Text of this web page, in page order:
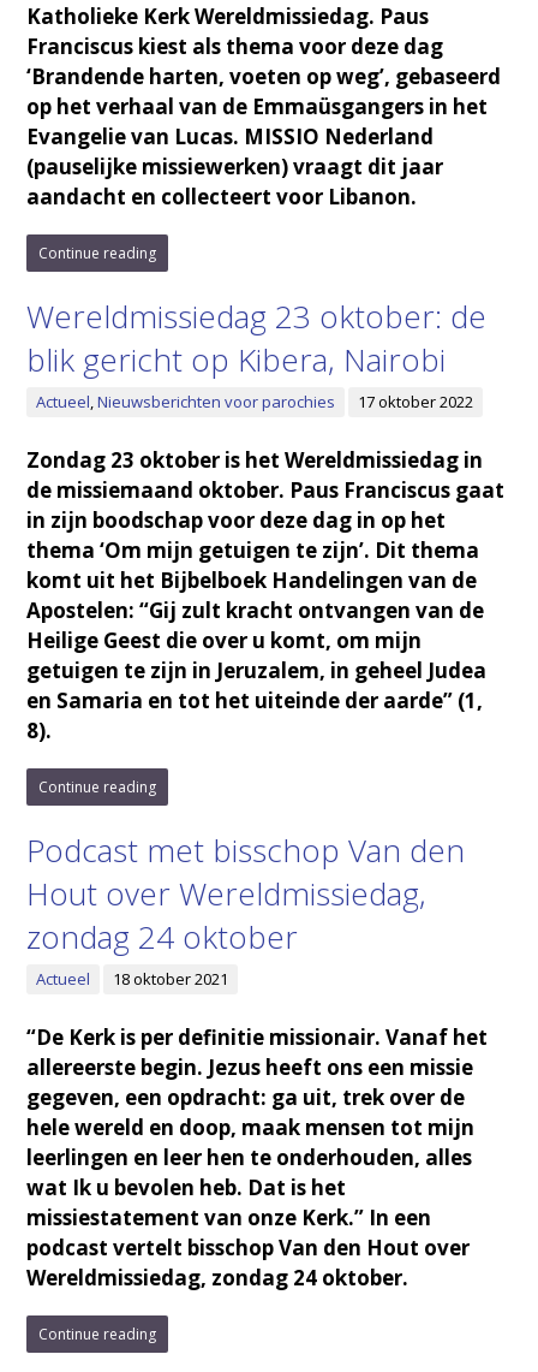
Katholieke Kerk Wereldmissiedag. Paus
Franciscus kiest als thema voor deze dag
‘Brandende harten, voeten op weg’, gebaseerd
op het verhaal van de Emmaüsgangers in het
Evangelie van Lucas. MISSIO Nederland
(pauselijke missiewerken) vraagt dit jaar
aandacht en collecteert voor Libanon.
Continue reading
Wereldmissiedag 23 oktober: de
blik gericht op Kibera, Nairobi
Actueel,Nieuwsberichten voor parochies 17 oktober 2022
Zondag 23 oktober is het Wereldmissiedag in
de missiemaand oktober. Paus Franciscus gaat
in zijn boodschap voor deze dag in op het
thema ‘Om mijn getuigen te zijn’. Dit thema
komt uit het Bijbelboek Handelingen van de
Apostelen: “Gij zult kracht ontvangen van de
Heilige Geest die over u komt, om mijn
getuigen te zijn in Jeruzalem, in geheel Judea
en Samaria en tot het uiteinde der aarde” (1,
8).
Continue reading
Podcast met bisschop Van den
Hout over Wereldmissiedag,
zondag 24 oktober
Actueel 18 oktober 2021
“De Kerk is per definitie missionair. Vanaf het
allereerste begin. Jezus heeft ons een missie
gegeven, een opdracht: ga uit, trek over de
hele wereld en doop, maak mensen tot mijn
leerlingen en leer hen te onderhouden, alles
wat Ik u bevolen heb. Dat is het
missiestatement van onze Kerk.” In een
podcast vertelt bisschop Van den Hout over
Wereldmissiedag, zondag 24 oktober.
Continue reading